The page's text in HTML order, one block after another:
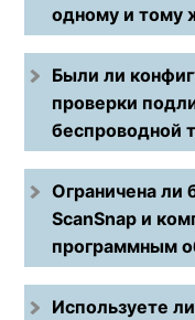
одному и тому
Были ли
проверки
беспроводной
Ограничена ли
ScanSnap и
программным
Используете